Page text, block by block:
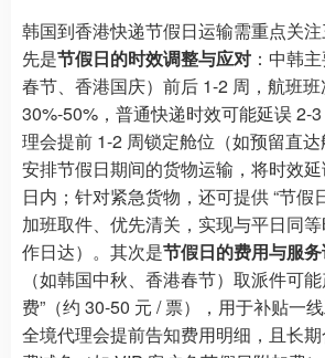
韩国到香港快递节假日运输需重点关
先是节假日的时效调整与应对 ：中韩
春节、香港国庆）前后 1-2 周，航班
30%-50%，普通快递时效可能延误 2-
理会提前 1-2 周锁定舱位（如预留直
安排节假日期间的货物运输，将时效
日内；针对紧急货物，还可提供 “节假
加班取件、优先清关，实现与平日同
作日达）。其次是节假日的费用与服
（如韩国中秋、香港春节）取派件可
费”（约 30-50 元 / 票），用于补贴一
全境代理会提前告知费用明细，且长